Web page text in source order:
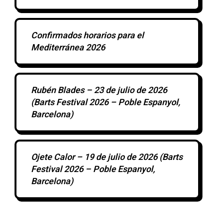
Confirmados horarios para el
Mediterránea 2026
Rubén Blades – 23 de julio de 2026
(Barts Festival 2026 – Poble Espanyol,
Barcelona)
Ojete Calor – 19 de julio de 2026 (Barts
Festival 2026 – Poble Espanyol,
Barcelona)